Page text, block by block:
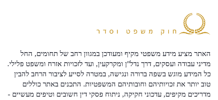
האתר מציע מידע משפטי מקיף ומעודכן במגוון רחב של תחומים, החל
מדיני עבודה ועסקים, דרך נדל"ן ומקרקעין, ועד לזכויות אזרח ומשפט פלילי.
כל המידע מוגש בשפה ברורה ונגישה, במטרה לסייע לציבור הרחב להבין
טוב יותר את זכויותיהם וחובותיהם המשפטיות. התכנים באתר כוללים
מדריכים מקיפים, עדכוני חקיקה, ניתוח פסקי דין חשובים וטיפים מעשיים -